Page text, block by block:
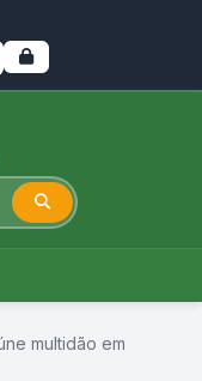
multidão em